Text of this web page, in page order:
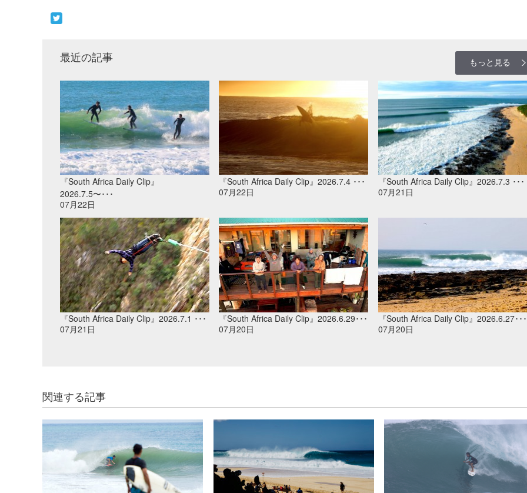
最近の記事 もっと見る
『South Africa Daily Clip』
2026.7.5〜･･･
07月22日
『South Africa Daily Clip』2026.7.4 ･･･
07月22日
『South Africa Daily Clip』2026.7.3 ･･･
07月21日
『South Africa Daily Clip』2026.7.1 ･･･
07月21日
『South Africa Daily Clip』2026.6.29･･･
07月20日
『South Africa Daily Clip』2026.6.27･･･
07月20日
関連する記事